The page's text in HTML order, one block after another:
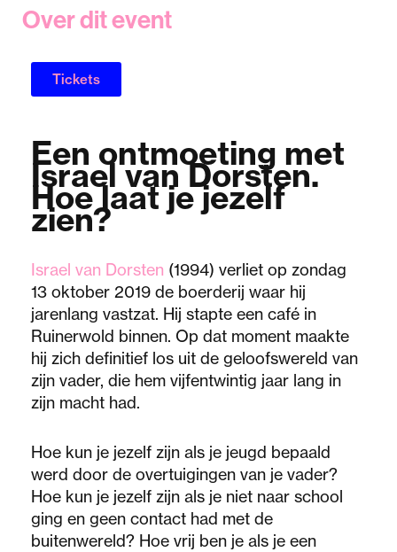
Over dit event
Tickets
Een ontmoeting met
Israel van Dorsten.
Hoe laat je jezelf
zien?
Israel van Dorsten (1994) verliet op zondag
13 oktober 2019 de boerderij waar hij
jarenlang vastzat. Hij stapte een café in
Ruinerwold binnen. Op dat moment maakte
hij zich definitief los uit de geloofswereld van
zijn vader, die hem vijfentwintig jaar lang in
zijn macht had.
Hoe kun je jezelf zijn als je jeugd bepaald
werd door de overtuigingen van je vader?
Hoe kun je jezelf zijn als je niet naar school
ging en geen contact had met de
buitenwereld? Hoe vrij ben je als je een